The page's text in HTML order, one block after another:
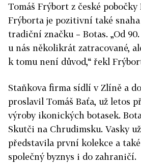
Tomáš Frýbort z české pobočky
Frýborta je pozitivní také
tradiční značku – Botas. „Od
u nás několikrát zatracované,
k tomu není důvod,“ řekl
Staňkova firma sídlí v Zlíně a
proslavil Tomáš Baťa, už letos
výroby ikonických botasek.
Skutči na Chrudimsku. Vasky
představila první kolekce a
společný byznys i do zahraničí.